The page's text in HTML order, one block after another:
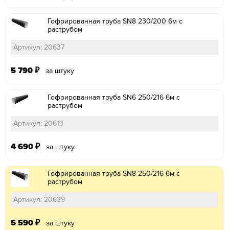
Гофрированная труба SN8 230/200 6м с
раструбом
Артикул: 20637
5 790 ₽ за штуку
Гофрированная труба SN6 250/216 6м с
раструбом
Артикул: 20613
4 690 ₽ за штуку
Гофрированная труба SN8 250/216 6м с
раструбом
Артикул: 20639
5 590 ₽ за штуку